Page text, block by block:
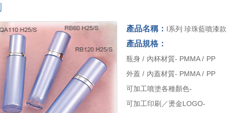
產品名稱： I系列 珍珠藍噴漆款
產品規格：
瓶身 / 內杯材質- PMMA / PP
外蓋 / 內蓋材質- PMMA / PP
可加工噴塗各種顏色-
可加工印刷／燙金LOGO-